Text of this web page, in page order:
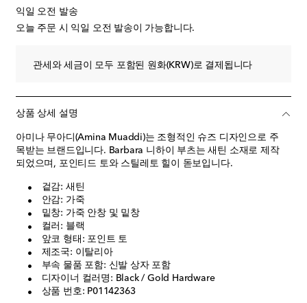
익일 오전 발송
오늘 주문 시 익일 오전 발송이 가능합니다.
관세와 세금이 모두 포함된 원화(KRW)로 결제됩니다
상품 상세 설명
아미나 무아디(Amina Muaddi)는 조형적인 슈즈 디자인으로 주
목받는 브랜드입니다. Barbara 니하이 부츠는 새틴 소재로 제작
되었으며, 포인티드 토와 스틸레토 힐이 돋보입니다.
겉감: 새틴
안감: 가죽
밑창: 가죽 안창 및 밑창
컬러: 블랙
앞코 형태: 포인트 토
제조국: 이탈리아
부속 물품 포함: 신발 상자 포함
디자이너 컬러명: Black / Gold Hardware
상품 번호: P01142363